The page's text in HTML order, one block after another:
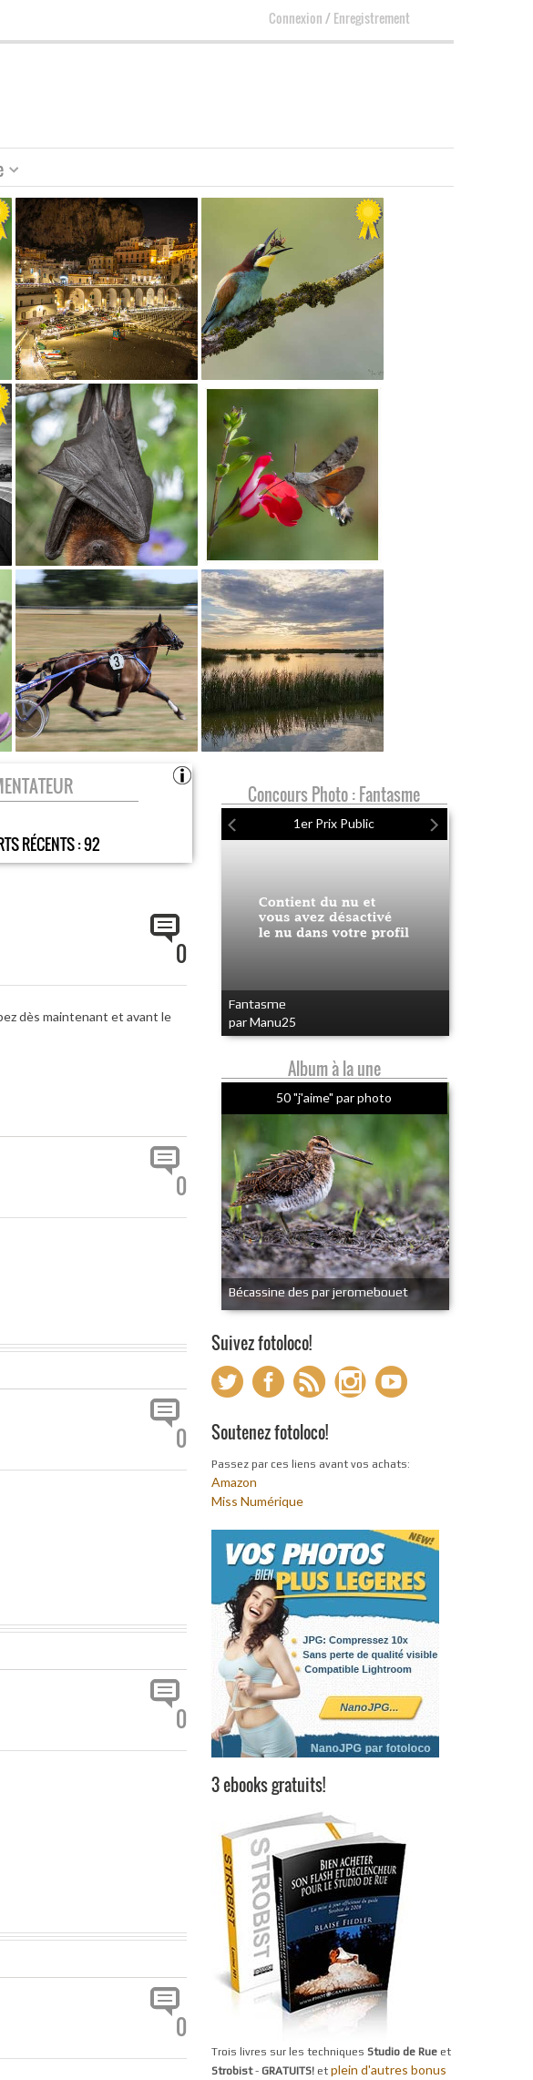
Connexion/Enregistrement
RÉCENTS :92
0
dès maintenant et avant le
0
0
0
0
Concours Photo : Fantasme
1er Prix Public
Fantasme
par Manu25
Album à la une
50 "j'aime" par photo
Bécassine des par jeromebouet
Suivez fotoloco!
Soutenez fotoloco!
Passez par ces liens avant vos achats:
Amazon
Miss Numérique
3 ebooks gratuits!
Trois livres sur les techniques Studio de Rueet
Strobist- GRATUITS! et plein d'autres bonus